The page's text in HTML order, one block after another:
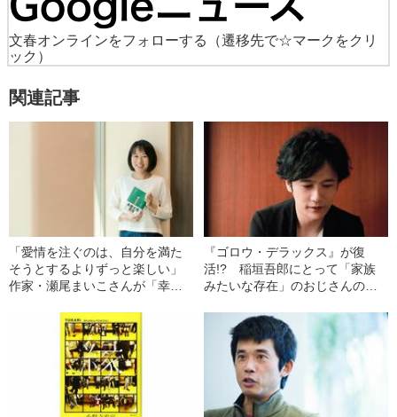
文春オンラインをフォローする
（遷移先で☆マークをクリ
ック）
関連記事
「愛情を注ぐのは、自分を満た
そうとするよりずっと楽しい」
作家・瀬尾まいこさんが「幸せ
『ゴロウ・デラックス』が復
活!? 稲垣吾郎にとって「家族
みたいな存在」のおじさんの話